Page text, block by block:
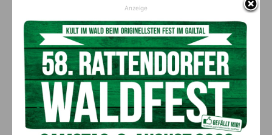
…und sollte die Sonne mal nicht scheinen – komm ins
Anzeige